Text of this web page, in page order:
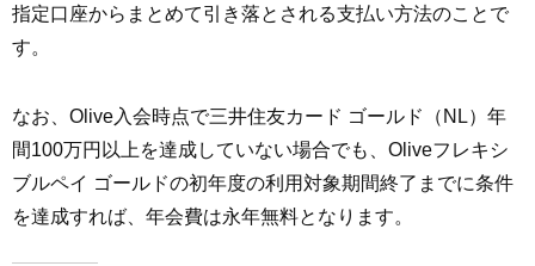
指定口座からまとめて引き落とされる支払い方法のことで
す。
なお、Olive入会時点で三井住友カード ゴールド（NL）年
間100万円以上を達成していない場合でも、Oliveフレキシ
ブルペイ ゴールドの初年度の利⽤対象期間終了までに条件
を達成すれば、年会費は永年無料となります。